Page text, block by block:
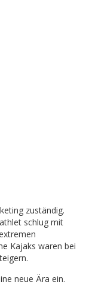
zuständig.
schlug mit
Kajaks waren bei
neue Ära ein.